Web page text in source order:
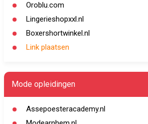
Oroblu.com
Lingerieshopxxl.nl
Boxershortwinkel.nl
Link plaatsen
Mode opleidingen
Assepoesteracademy.nl